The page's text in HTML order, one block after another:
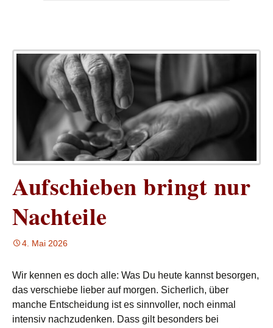
Aufschieben bringt nur
Nachteile
4. Mai 2026
Wir kennen es doch alle: Was Du heute kannst besorgen,
das verschiebe lieber auf morgen. Sicherlich, über
manche Entscheidung ist es sinnvoller, noch einmal
intensiv nachzudenken. Dass gilt besonders bei